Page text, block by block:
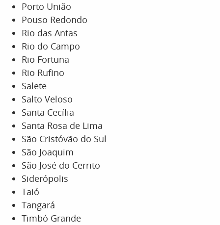
Porto União
Pouso Redondo
Rio das Antas
Rio do Campo
Rio Fortuna
Rio Rufino
Salete
Salto Veloso
Santa Cecília
Santa Rosa de Lima
São Cristóvão do Sul
São Joaquim
São José do Cerrito
Siderópolis
Taió
Tangará
Timbó Grande